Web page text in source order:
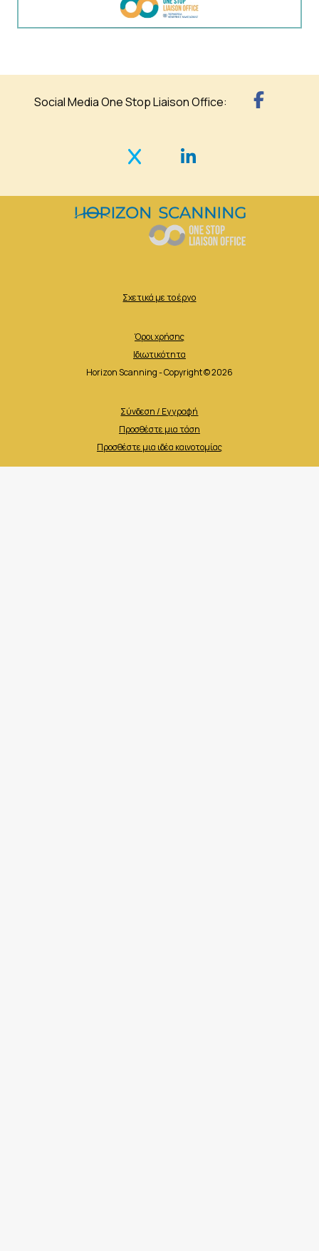
Social Media One Stop Liaison Office:
Σχετικά με το έργο
Όροι χρήσης
Ιδιωτικότητα
Horizon Scanning - Copyright © 2026
Σύνδεση / Εγγραφή
Προσθέστε μια τάση
Προσθέστε μια ιδέα καινοτομίας